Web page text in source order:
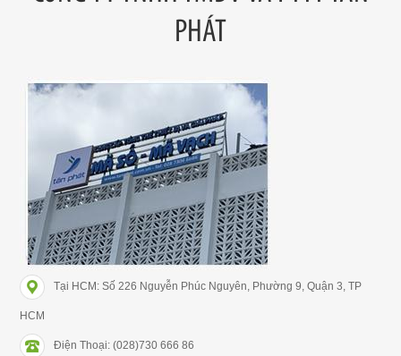
PHÁT
Tại HCM: Số 226 Nguyễn Phúc Nguyên, Phường 9, Quận 3, TP
HCM
Điện Thoại: (028)730 666 86